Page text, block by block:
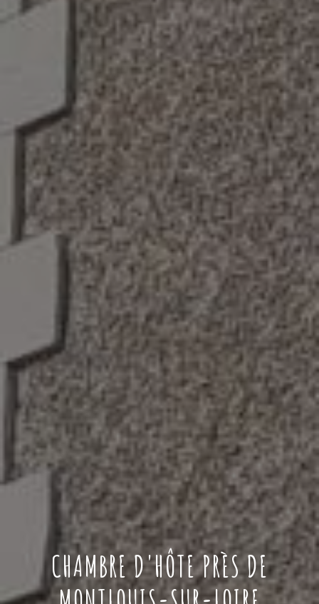
CHAMBRE D'HÔTE PRÈS DE